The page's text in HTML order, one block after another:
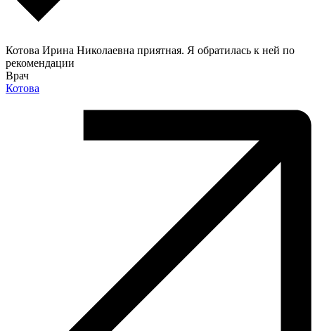
Котова Ирина Николаевна приятная. Я обратилась к ней по
рекомендации
Врач
Котова